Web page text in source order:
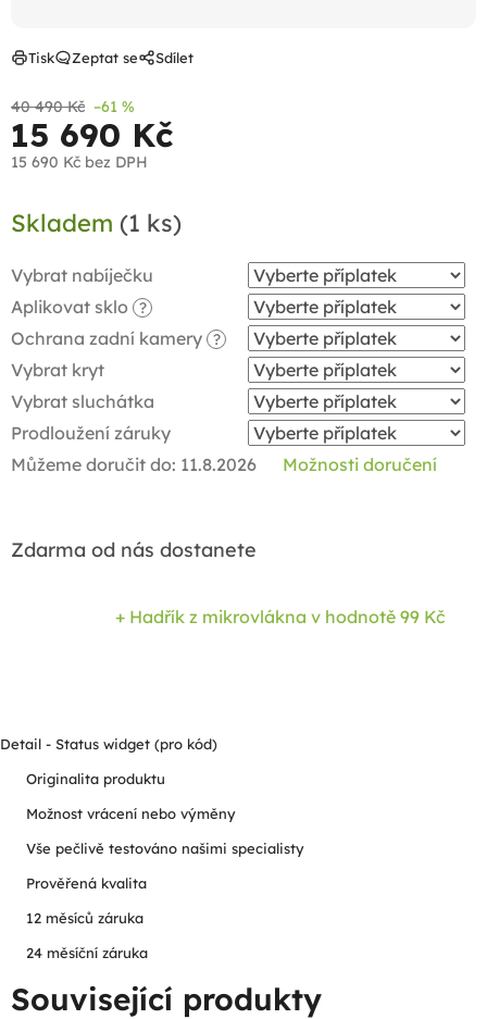
40 490 Kč –61 %
15 690 Kč
15 690 Kč bez DPH
cena:
Skladem (1 ks)
Vybrat nabíječku
Aplikovat sklo
?
Ochrana zadní kamery ?
Vybrat kryt
Vybrat sluchátka
Prodloužení záruky
Můžeme doručit do: 11.8.2026 Možnosti doručení
Zdarma od nás dostanete
+ Hadřík z mikrovlákna v hodnotě 99 Kč
Tisk Zeptat se Sdílet
Detail - Status widget (pro kód)
Originalita produktu
Možnost vrácení nebo výměny
Vše pečlivě testováno našimi specialisty
Prověřená kvalita
12 měsíců záruka
24 měsíční záruka
Související produkty